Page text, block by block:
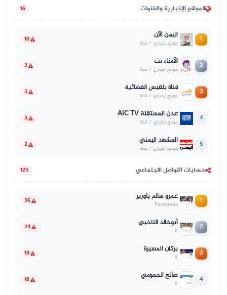
المواقع الإخبارية والقنوات 16
1 اليمن الآن
موقع إخباري / قناة 10
2 الأمناء نت
موقع إخباري / قناة 3
3 قناة بلقيس الفضائية
موقع إخباري / قناة 3
4 عدن المستقلة AIC TV
موقع إخباري / قناة 3
5 المشهد اليمني
موقع إخباري / قناة 2
حسابات التواصل الاجتماعي 125
1 عمرو سالم باوزير
Facebook
36
2 أبوخالد الناخبي
X
24
3 بركان المسيرة
X
19
4 صالح الحمومي
X
18